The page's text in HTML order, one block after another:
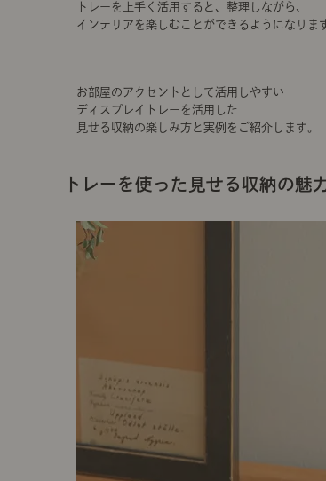
トレーを上手く活用すると、整理しながら、
インテリアを楽しむことができるようになりま
お部屋のアクセントとして活用しやすい
ディスプレイトレーを活用した
見せる収納の楽しみ方と実例をご紹介します。
トレーを使った見せる収納の魅